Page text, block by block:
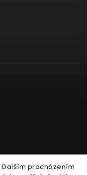
procházením